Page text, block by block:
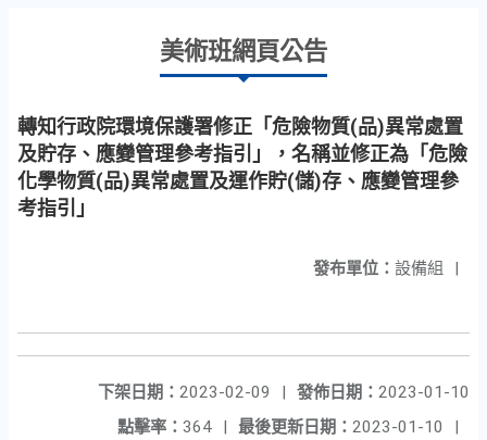
美術班網頁公告
轉知行政院環境保護署修正「危險物質(品)異常處置
及貯存、應變管理參考指引」，名稱並修正為「危險
化學物質(品)異常處置及運作貯(儲)存、應變管理參
考指引」
發布單位： 設備組 |
發佈日期： 2023-01-10
下架日期： 2023-02-09
|
最後更新日期： 2023-01-10 |
點擊率： 364 |